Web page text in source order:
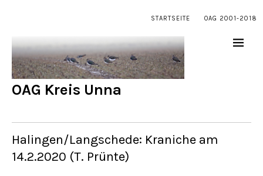
STARTSEITE OAG 2001-2018
OAG Kreis Unna
Halingen/Langschede: Kraniche am
14.2.2020 (T. Prünte)